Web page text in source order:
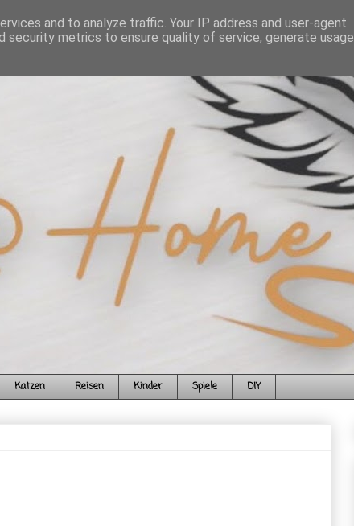
Katzen Reisen Kinder Spiele DIY
and to analyze traffic. Your IP address and user-agent
security metrics to ensure quality of service, generate usage